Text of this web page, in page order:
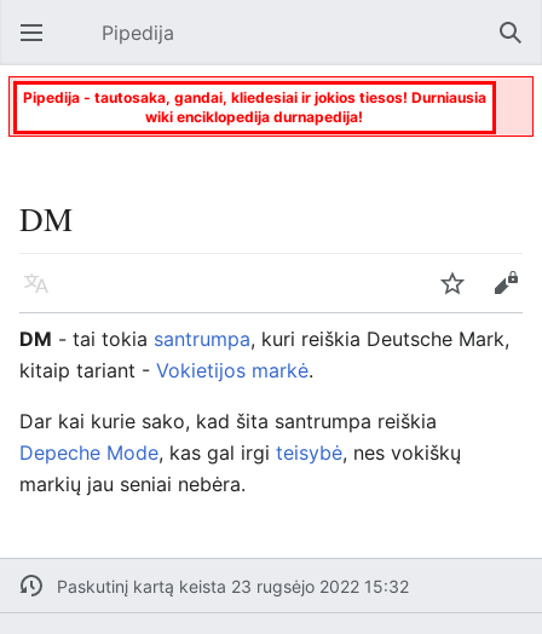
Atverti pagrindinį meniu Pipedija
Pipedija - tautosaka, gandai, kliedesiai ir jokios tiesos! Durniausia
wiki enciklopedija durnapedija!
DM
Kalba Stebėti
Keisti
DM - tai tokia santrumpa, kuri reiškia Deutsche Mark,
kitaip tariant - Vokietijos markė.
Dar kai kurie sako, kad šita santrumpa reiškia
Depeche Mode, kas gal irgi teisybė, nes vokiškų
markių jau seniai nebėra.
Paskutinį kartą keista 23 rugsėjo 2022 15:32